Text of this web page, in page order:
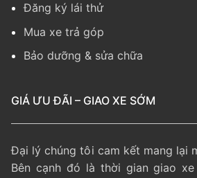
Đăng ký lái thử
Mua xe trả góp
Bảo dưỡng & sửa chữa
GIÁ ƯU ĐÃI – GIAO XE SỚM
Đại lý chúng tôi cam kết mang lại
Bên cạnh đó là thời gian giao